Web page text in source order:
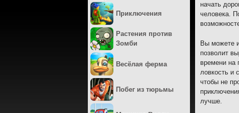
начать
человека.
Вы можете
позволит
времени на
ловкость и
чтобы не
лучше.
Приключения
Растения против
Зомби
Весёлая ферма
Побег из тюрьмы